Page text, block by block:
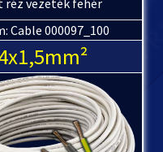
Cable 000097_100